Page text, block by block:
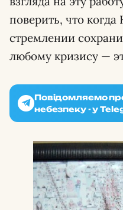
поверить, что когда
стремлении
любому кризису —
Повідомляємо
небезпеку - у